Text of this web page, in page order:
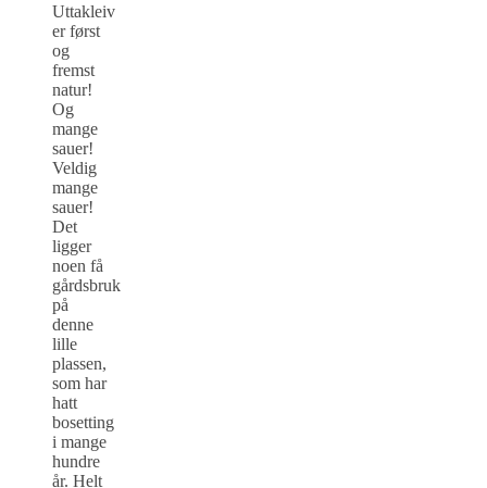
Uttakleiv
er først
og
fremst
natur!
Og
mange
sauer!
Veldig
mange
sauer!
Det
ligger
noen få
gårdsbruk
på
denne
lille
plassen,
som har
hatt
bosetting
i mange
hundre
år. Helt